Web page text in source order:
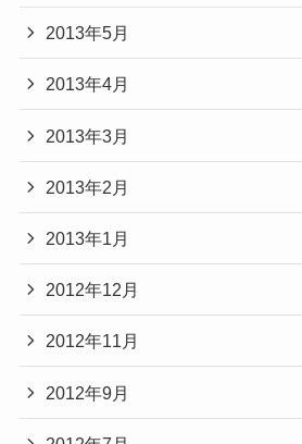
2013年5月
2013年4月
2013年3月
2013年2月
2013年1月
2012年12月
2012年11月
2012年9月